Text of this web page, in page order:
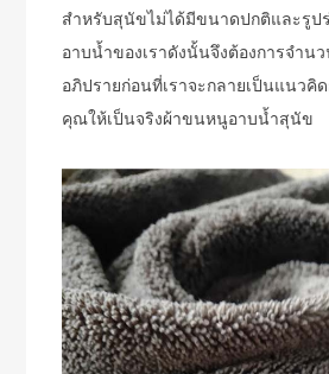
สำหรับสุนัขไม่ได้มีขนาดปกติและรูป
อาบน้ำของเราดังนั้นจึงต้องการจำน
อภิปรายก่อนที่เราจะกลายเป็นแนวคิ
คุณให้เป็นจริงผ้าขนหนูอาบน้ำสุนัข